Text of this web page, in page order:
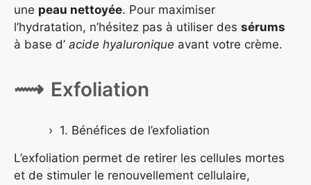
une peau nettoyée. Pour maximiser
l’hydratation, n’hésitez pas à utiliser des sérums
à base d’ acide hyaluronique avant votre crème.
Exfoliation
1. Bénéfices de l’exfoliation
L’exfoliation permet de retirer les cellules mortes
et de stimuler le renouvellement cellulaire,